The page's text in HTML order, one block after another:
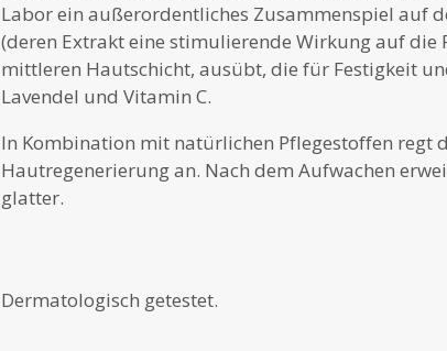
Labor ein außerordentliches Zusammenspiel auf
(deren Extrakt eine stimulierende Wirkung auf die
mittleren Hautschicht, ausübt, die für Festigkeit
Lavendel und Vitamin C.
In Kombination mit natürlichen Pflegestoffen regt
Hautregenerierung an. Nach dem Aufwachen
glatter.
Dermatologisch getestet.